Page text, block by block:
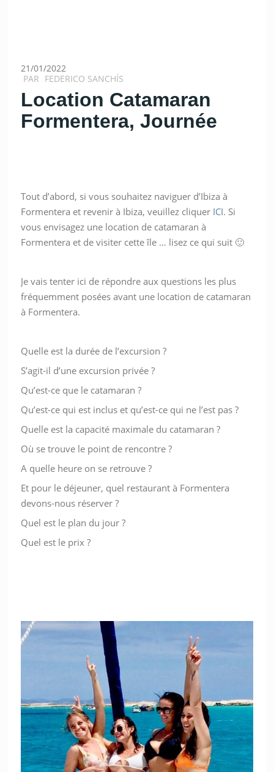
21/01/2022
PAR FEDERICO SANCHÍS
Location Catamaran
Formentera, Journée
Tout d’abord, si vous souhaitez naviguer d’Ibiza à
Formentera et revenir à Ibiza, veuillez cliquer ICI. Si
vous envisagez une location de catamaran à
Formentera et de visiter cette île … lisez ce qui suit 🙂
Je vais tenter ici de répondre aux questions les plus
fréquemment posées avant une location de catamaran
à Formentera.
Quelle est la durée de l’excursion ?
S’agit-il d’une excursion privée ?
Qu’est-ce que le catamaran ?
Qu’est-ce qui est inclus et qu’est-ce qui ne l’est pas ?
Quelle est la capacité maximale du catamaran ?
Où se trouve le point de rencontre ?
A quelle heure on se retrouve ?
Et pour le déjeuner, quel restaurant à Formentera
devons-nous réserver ?
Quel est le plan du jour ?
Quel est le prix ?